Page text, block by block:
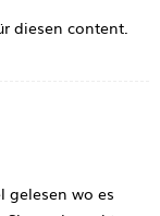
diesen content.
gelesen wo es